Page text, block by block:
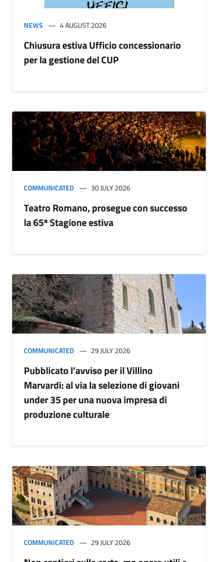
NEWS 4 AUGUST 2026
Chiusura estiva Ufficio concessionario
per la gestione del CUP
COMMUNICATED 30 JULY 2026
Teatro Romano, prosegue con successo
la 65ª Stagione estiva
COMMUNICATED 29 JULY 2026
Pubblicato l’avviso per il Villino
Marvardi: al via la selezione di giovani
under 35 per una nuova impresa di
produzione culturale
COMMUNICATED 29 JULY 2026